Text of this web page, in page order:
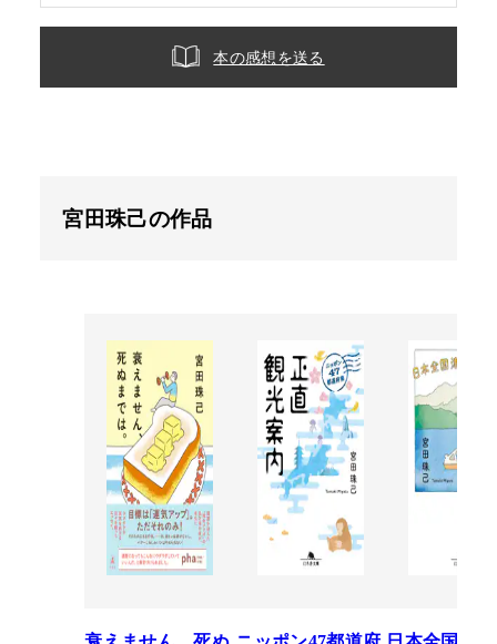
本の感想を送る
宮田珠己の作品